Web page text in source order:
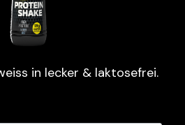
in lecker & laktosefrei.